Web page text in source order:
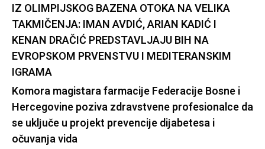
IZ OLIMPIJSKOG BAZENA OTOKA NA VELIKA
TAKMIČENJA: IMAN AVDIĆ, ARIAN KADIĆ I
KENAN DRAČIĆ PREDSTAVLJAJU BIH NA
EVROPSKOM PRVENSTVU I MEDITERANSKIM
IGRAMA
Komora magistara farmacije Federacije Bosne i
Hercegovine poziva zdravstvene profesionalce da
se uključe u projekt prevencije dijabetesa i
očuvanja vida